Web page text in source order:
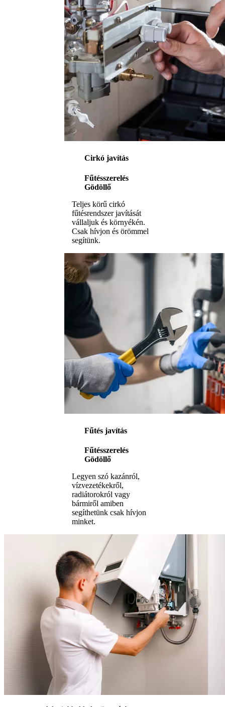
Cirkó javítás
Fűtésszerelés
Gödöllő
Teljes körű cirkó
fűtésrendszer javítását
vállaljuk és környékén.
Csak hívjon és örömmel
segítünk.
Fűtés javítás
Fűtésszerelés
Gödöllő
Legyen szó kazánról,
vízvezetékekről,
radiátorokról vagy
bármiről amiben
segíthetünk csak hívjon
minket.